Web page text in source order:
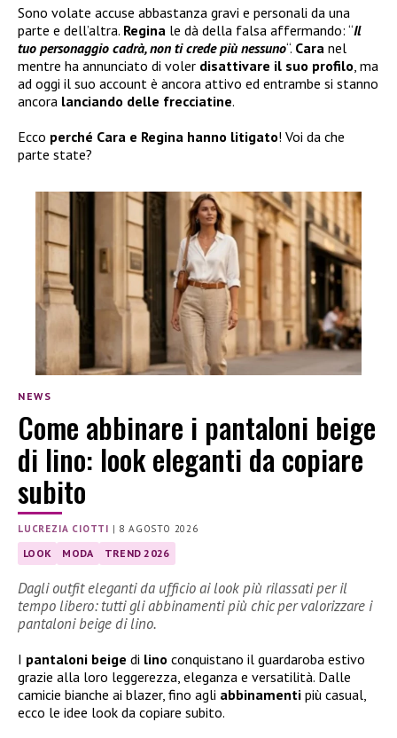
Sono volate accuse abbastanza gravi e personali da una
parte e dell’altra. Regina le dà della falsa affermando: “Il
tuo personaggio cadrà, non ti crede più nessuno“. Cara nel
mentre ha annunciato di voler disattivare il suo profilo, ma
ad oggi il suo account è ancora attivo ed entrambe si stanno
ancora lanciando delle frecciatine.
Ecco perché Cara e Regina hanno litigato! Voi da che
parte state?
NEWS
Come abbinare i pantaloni beige
di lino: look eleganti da copiare
subito
LUCREZIA CIOTTI | 8 AGOSTO 2026
LOOK MODA TREND 2026
Dagli outfit eleganti da ufficio ai look più rilassati per il
tempo libero: tutti gli abbinamenti più chic per valorizzare i
pantaloni beige di lino.
I pantaloni beige di lino conquistano il guardaroba estivo
grazie alla loro leggerezza, eleganza e versatilità. Dalle
camicie bianche ai blazer, fino agli abbinamenti più casual,
ecco le idee look da copiare subito.